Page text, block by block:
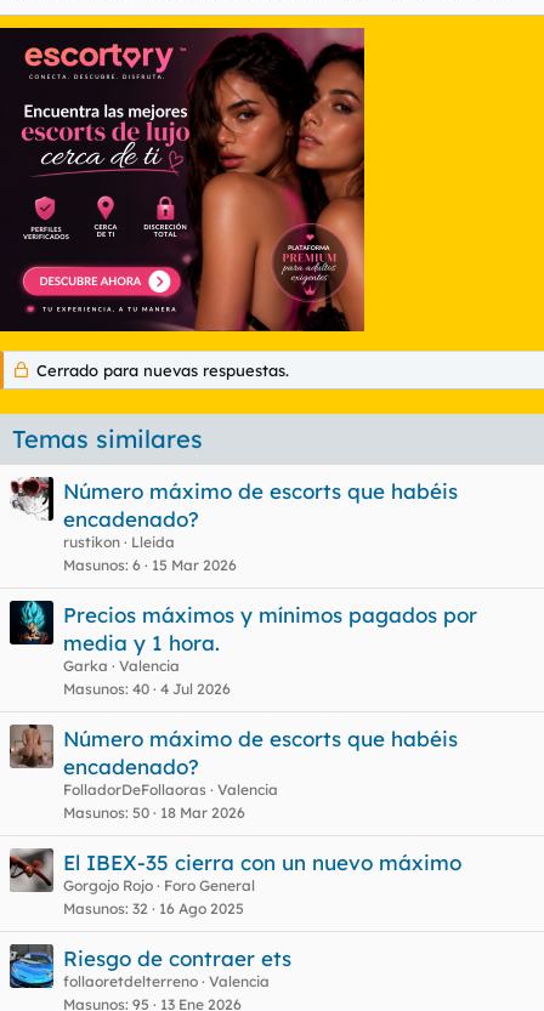
Cerrado para nuevas respuestas.
Temas similares
Número máximo de escorts que habéis
encadenado?
rustikon
Lleida
Masunos 6 15 Mar 2026
Precios máximos y mínimos pagados por
media y 1 hora.
Garka
Valencia
Masunos 40 4 Jul 2026
Número máximo de escorts que habéis
encadenado?
FolladorDeFollaoras Valencia
Masunos 50 18 Mar 2026
El IBEX-35 cierra con un nuevo máximo
Gorgojo Rojo
Foro General
Masunos 32 16 Ago 2025
Riesgo de contraer ets
follaoretdelterreno Valencia
Masunos 95 13 Ene 2026